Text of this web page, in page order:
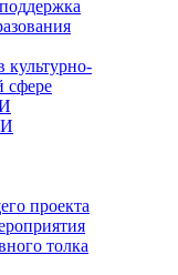
культурно-
сфере
проекта
толка